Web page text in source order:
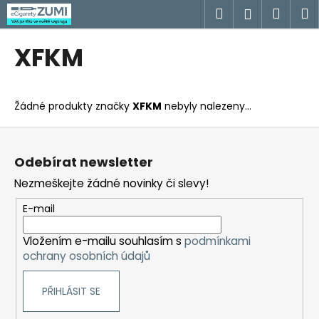
Přejít
na
obsah
Hledat
XFKM
Žádné produkty značky XFKM nebyly nalezeny...
K
o
o
p
o
t
ř
e
b
e
Z
Odebírat newsletter
Nezmeškejte žádné novinky či slevy!
E-mail
Vložením e-mailu souhlasím s podmínkami
ochrany osobních údajů
PŘIHLÁSIT SE